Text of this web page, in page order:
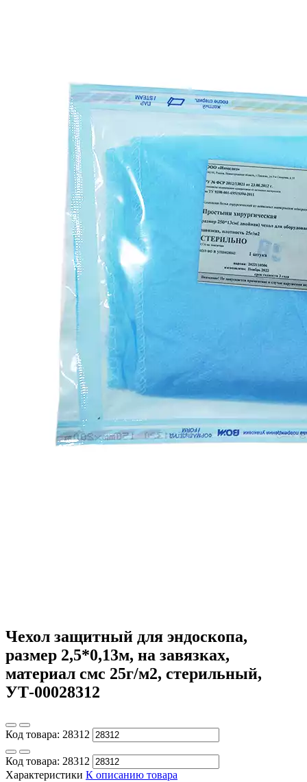
Чехол защитный для эндоскопа,
размер 2,5*0,13м, на завязках,
материал смс 25г/м2, стерильный,
УТ-00028312
Код товара: 28312
Код товара: 28312
Характеристики К описанию товара